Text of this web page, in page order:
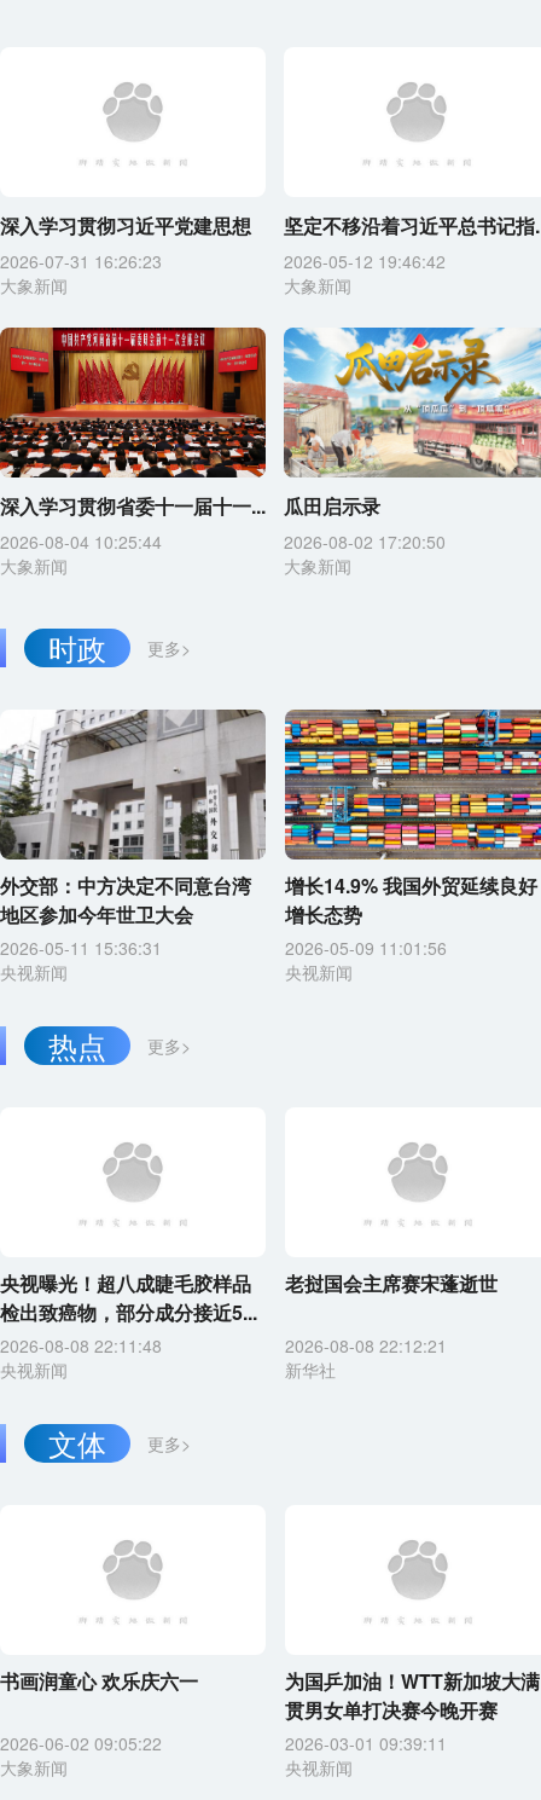
深入学习贯彻习近平党建思想
2026-07-31 16:26:23
大象新闻
坚定不移沿着习近平总书记指
2026-05-12 19:46:42
大象新闻
深入学习贯彻省委十一届十一...
2026-08-04 10:25:44
大象新闻
瓜田启示录
2026-08-02 17:20:50
大象新闻
更多>
时政
外交部：中方决定不同意台湾
地区参加今年世卫大会
2026-05-11 15:36:31
央视新闻
增长14.9% 我国外贸延续良好
增长态势
2026-05-09 11:01:56
央视新闻
更多>
热点
央视曝光！超八成睫毛胶样品
检出致癌物，部分成分接近5...
2026-08-08 22:11:48
央视新闻
老挝国会主席赛宋蓬逝世
2026-08-08 22:12:21
新华社
更多>
文体
书画润童心 欢乐庆六一
2026-06-02 09:05:22
大象新闻
为国乒加油！WTT新加坡大满
贯男女单打决赛今晚开赛
2026-03-01 09:39:11
央视新闻